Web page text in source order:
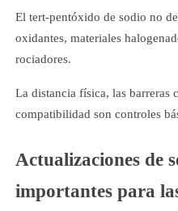
El tert-pentóxido de sodio no
oxidantes, materiales
rociadores.
La distancia física, las barreras
compatibilidad son controles
Actualizaciones de
importantes para